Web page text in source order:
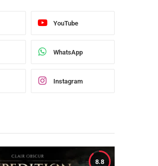
YouTube
WhatsApp
Instagram
8.8